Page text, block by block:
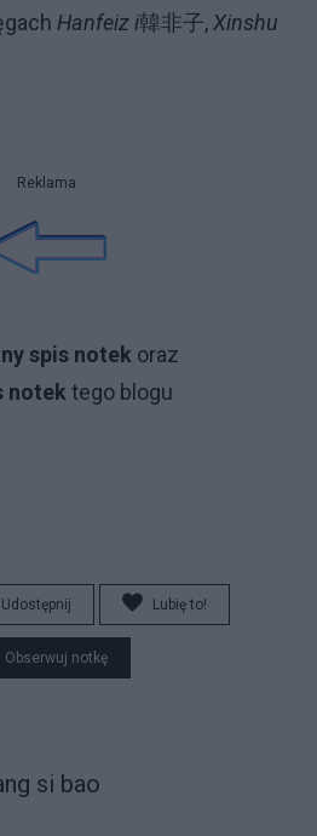
Hanfeiz i韓非子, Xinshu
Reklama
spis notek oraz
notek tego blogu
Udostępnij Lubię to!
Obserwuj notkę
si bao